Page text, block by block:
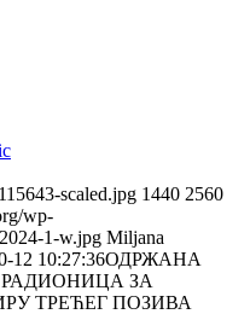
scaled.jpg 1440 2560
wp-
1-w.jpg Miljana
12 10:27:36ОДРЖАНА
ЗА
ТРЕЋЕГ ПОЗИВА